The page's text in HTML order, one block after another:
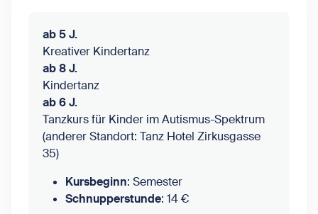
ab 5 J.
Kreativer Kindertanz
ab 8 J.
Kindertanz
ab 6 J.
Tanzkurs für Kinder im Autismus-Spektrum
(anderer Standort: Tanz Hotel Zirkusgasse
35)
Kursbeginn: Semester
Schnupperstunde: 14 €